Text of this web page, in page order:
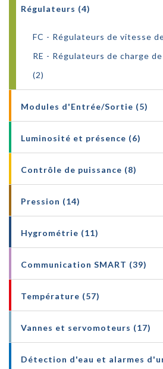
Régulateurs (4)
FC - Régulateurs de vitesse
RE - Régulateurs de charge
(2)
Modules d'Entrée/Sortie (5)
Luminosité et présence (6)
Contrôle de puissance (8)
Pression (14)
Hygrométrie (11)
Communication SMART (39)
Température (57)
Vannes et servomoteurs (17)
Détection d'eau et alarmes